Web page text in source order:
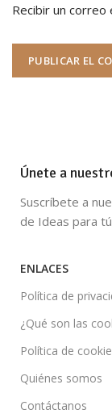
Recibir un correo
Únete a
Suscríbete a
de Ideas para
ENLACES
Política de
¿Qué son las
Política de
Quiénes somos
Contáctanos